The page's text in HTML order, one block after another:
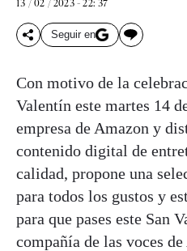
13 / 02 / 2023 - 22: 37
Seguir en
Con motivo de la
Valentín este martes 14
empresa de Amazon y
contenido digital de
calidad, propone una
para todos los gustos y
para que pases este San
compañía de las voces